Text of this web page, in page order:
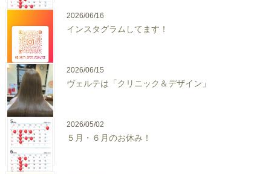
2026/06/16
インスタグラムしてます！
2026/06/15
ヴェルテは「クリニック＆デザイン」
2026/05/02
５月・６月のお休み！